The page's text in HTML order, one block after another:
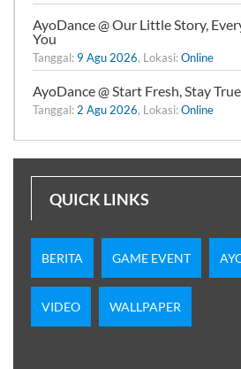
AyoDance @ Our Little Story,
You
Tanggal: 9 Agu 2026, Lokasi:Online
AyoDance @ Start Fresh, Stay
Tanggal:2 Agu 2026, Lokasi:Online
QUICK LINKS
BERITA GAME EVENT
VIDEO WALLPAPER